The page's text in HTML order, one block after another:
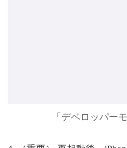
「デベロッパー